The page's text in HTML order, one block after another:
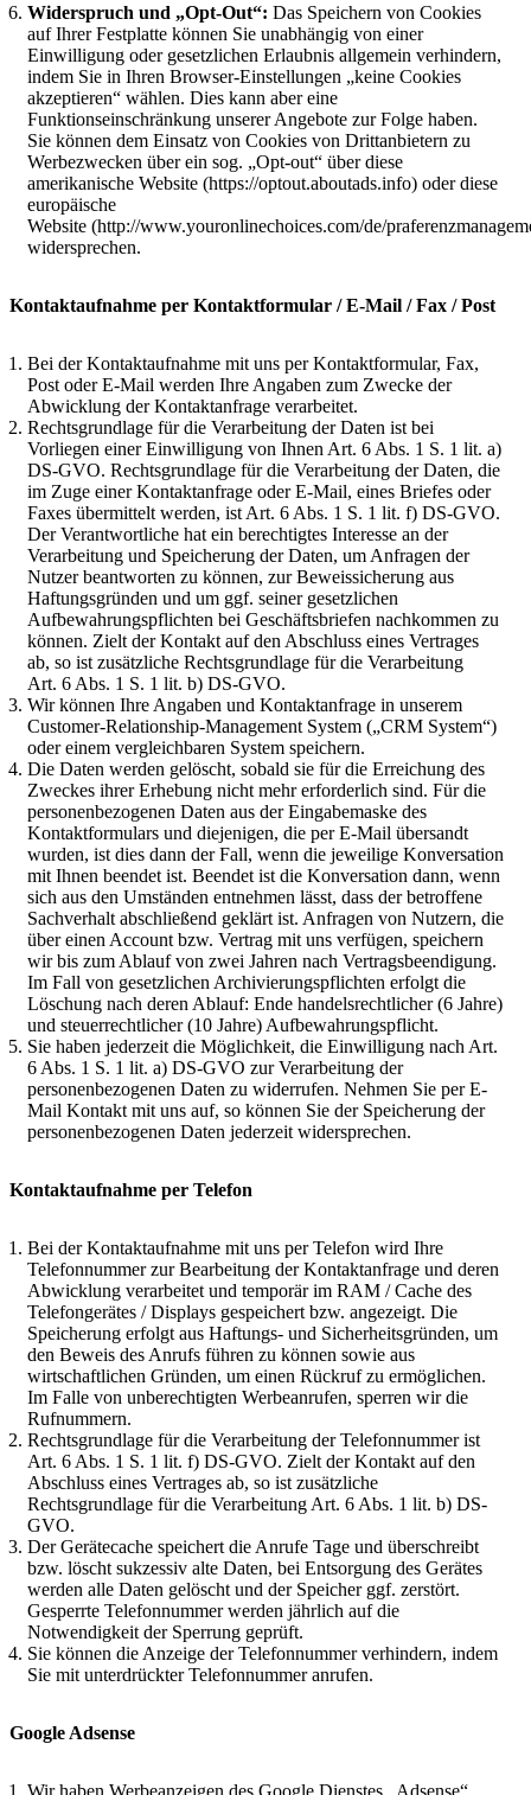
Widerspruch und „Opt-Out“: Das Speichern von Cookies
auf Ihrer Festplatte können Sie unabhängig von einer
Einwilligung oder gesetzlichen Erlaubnis allgemein verhindern,
indem Sie in Ihren Browser-Einstellungen „keine Cookies
akzeptieren“ wählen. Dies kann aber eine
Funktionseinschränkung unserer Angebote zur Folge haben.
Sie können dem Einsatz von Cookies von Drittanbietern zu
Werbezwecken über ein sog. „Opt-out“ über diese
amerikanische Website (https://optout.aboutads.info) oder diese
europäische
Website (http://www.youronlinechoices.com/de/
widersprechen.
Kontaktaufnahme per Kontaktformular / E-Mail / Fax / Post
Bei der Kontaktaufnahme mit uns per Kontaktformular, Fax,
Post oder E-Mail werden Ihre Angaben zum Zwecke der
Abwicklung der Kontaktanfrage verarbeitet.
Rechtsgrundlage für die Verarbeitung der Daten ist bei
Vorliegen einer Einwilligung von Ihnen Art. 6 Abs. 1 S. 1 lit. a)
DS-GVO. Rechtsgrundlage für die Verarbeitung der Daten, die
im Zuge einer Kontaktanfrage oder E-Mail, eines Briefes oder
Faxes übermittelt werden, ist Art. 6 Abs. 1 S. 1 lit. f) DS-GVO.
Der Verantwortliche hat ein berechtigtes Interesse an der
Verarbeitung und Speicherung der Daten, um Anfragen der
Nutzer beantworten zu können, zur Beweissicherung aus
Haftungsgründen und um ggf. seiner gesetzlichen
Aufbewahrungspflichten bei Geschäftsbriefen nachkommen zu
können. Zielt der Kontakt auf den Abschluss eines Vertrages
ab, so ist zusätzliche Rechtsgrundlage für die Verarbeitung
Art. 6 Abs. 1 S. 1 lit. b) DS-GVO.
Wir können Ihre Angaben und Kontaktanfrage in unserem
Customer-Relationship-Management System („CRM System“)
oder einem vergleichbaren System speichern.
Die Daten werden gelöscht, sobald sie für die Erreichung des
Zweckes ihrer Erhebung nicht mehr erforderlich sind. Für die
personenbezogenen Daten aus der Eingabemaske des
Kontaktformulars und diejenigen, die per E-Mail übersandt
wurden, ist dies dann der Fall, wenn die jeweilige Konversation
mit Ihnen beendet ist. Beendet ist die Konversation dann, wenn
sich aus den Umständen entnehmen lässt, dass der betroffene
Sachverhalt abschließend geklärt ist. Anfragen von Nutzern, die
über einen Account bzw. Vertrag mit uns verfügen, speichern
wir bis zum Ablauf von zwei Jahren nach Vertragsbeendigung.
Im Fall von gesetzlichen Archivierungspflichten erfolgt die
Löschung nach deren Ablauf: Ende handelsrechtlicher (6 Jahre)
und steuerrechtlicher (10 Jahre) Aufbewahrungspflicht.
Sie haben jederzeit die Möglichkeit, die Einwilligung nach Art.
6 Abs. 1 S. 1 lit. a) DS-GVO zur Verarbeitung der
personenbezogenen Daten zu widerrufen. Nehmen Sie per E-
Mail Kontakt mit uns auf, so können Sie der Speicherung der
personenbezogenen Daten jederzeit widersprechen.
Kontaktaufnahme per Telefon
Bei der Kontaktaufnahme mit uns per Telefon wird Ihre
Telefonnummer zur Bearbeitung der Kontaktanfrage und deren
Abwicklung verarbeitet und temporär im RAM / Cache des
Telefongerätes / Displays gespeichert bzw. angezeigt. Die
Speicherung erfolgt aus Haftungs- und Sicherheitsgründen, um
den Beweis des Anrufs führen zu können sowie aus
wirtschaftlichen Gründen, um einen Rückruf zu ermöglichen.
Im Falle von unberechtigten Werbeanrufen, sperren wir die
Rufnummern.
Rechtsgrundlage für die Verarbeitung der Telefonnummer ist
Art. 6 Abs. 1 S. 1 lit. f) DS-GVO. Zielt der Kontakt auf den
Abschluss eines Vertrages ab, so ist zusätzliche
Rechtsgrundlage für die Verarbeitung Art. 6 Abs. 1 lit. b) DS-
GVO.
Der Gerätecache speichert die Anrufe Tage und überschreibt
bzw. löscht sukzessiv alte Daten, bei Entsorgung des Gerätes
werden alle Daten gelöscht und der Speicher ggf. zerstört.
Gesperrte Telefonnummer werden jährlich auf die
Notwendigkeit der Sperrung geprüft.
Sie können die Anzeige der Telefonnummer verhindern, indem
Sie mit unterdrückter Telefonnummer anrufen.
Google Adsense
Wir haben Werbeanzeigen des Google Dienstes „Adsense“